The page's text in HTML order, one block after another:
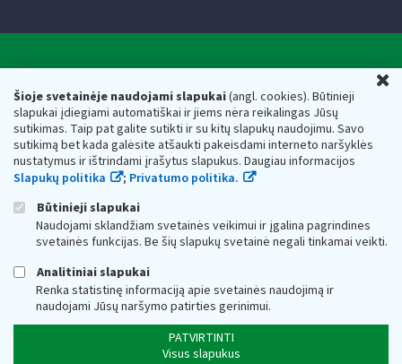
Šioje svetainėje naudojami slapukai(angl. cookies). Būtinieji
slapukai įdiegiami automatiškai ir jiems nėra reikalingas Jūsų
sutikimas. Taip pat galite sutikti ir su kitų slapukų naudojimu. Savo
sutikimą bet kada galėsite atšaukti pakeisdami interneto naršyklės
nustatymus ir ištrindami įrašytus slapukus. Daugiau informacijos
Slapukų politika
; Privatumo politika.
Būtinieji slapukai
Naudojami sklandžiam svetainės veikimui ir įgalina pagrindines
svetainės funkcijas. Be šių slapukų svetainė negali tinkamai veikti.
Analitiniai slapukai
Renka statistinę informaciją apie svetainės naudojimą ir
naudojami Jūsų naršymo patirties gerinimui.
PATVIRTINTI
Visus slapukus
Valstybinė mokesčių inspekcija prie Lietuvos
Respublikos finansų ministerijos
Biudžetinė įstaiga. Juridinio asmens kodas — 188659752,
adresas: Vasario 16-osios g. 14, 01107 Vilnius, Lietuva, el.paštas:
vmi@vmi.lt , E. pristatymo dėžutės adresas 188659752
Duomenys apie Valstybinę mokesčių inspekciją prie Lietuvos
Respublikos finansų ministerijos kaupiami ir saugomi Juridinių